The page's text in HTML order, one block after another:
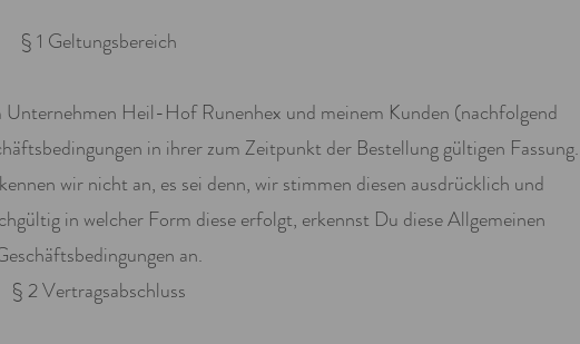
§ 1 Geltungsbereich
Unternehmen Heil-Hof Runenhex und meinem Kunden (nachfolgend
in ihrer zum Zeitpunkt der Bestellung gültigen Fassung.
wir nicht an, es sei denn, wir stimmen diesen ausdrücklich und
in welcher Form diese erfolgt, erkennst Du diese Allgemeinen
an.
§ 2 Vertragsabschluss